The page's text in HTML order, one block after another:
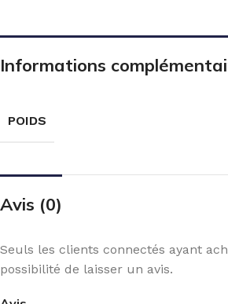
Informations
POIDS
Avis (0)
Seuls les clients connectés ayant
possibilité de laisser un avis.